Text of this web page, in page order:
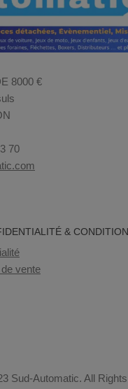
8000 €
70
&
vente
Sud-Automatic. All